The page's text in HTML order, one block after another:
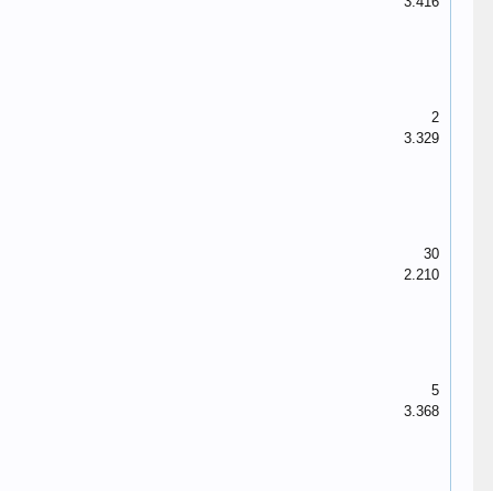
2
3.329
30
2.210
5
3.368